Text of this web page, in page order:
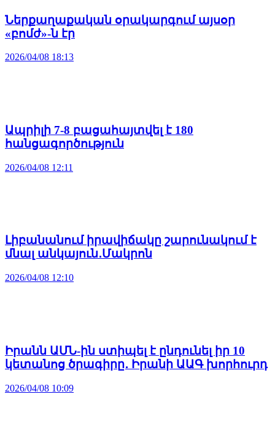
Ներքաղաքական օրակարգում այսօր
«բոմժ»-ն էր
2026/04/08 18:13
Ապրիլի 7-8 բացահայտվել է 180
հանցագործություն
2026/04/08 12:11
Լիբանանում իրավիճակը շարունակում է
մնալ անկայուն․Մակրոն
2026/04/08 12:10
Իրանն ԱՄՆ-ին ստիպել է ընդունել իր 10
կետանոց ծրագիրը․ Իրանի ԱԱԳ խորհուրդ
2026/04/08 10:09